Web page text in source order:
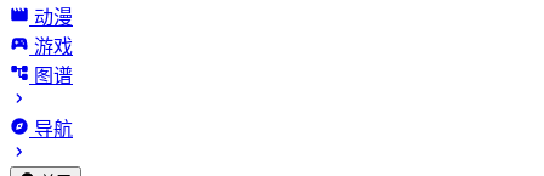
动漫
游戏
图谱
导航